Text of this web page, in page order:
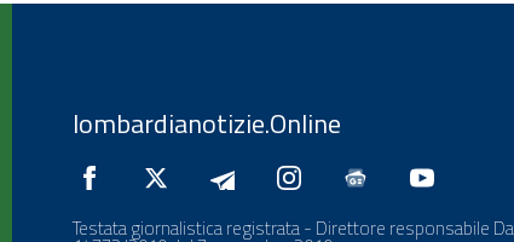
lombardianotizie.Online
Testata giornalistica registrata - Direttore responsabile